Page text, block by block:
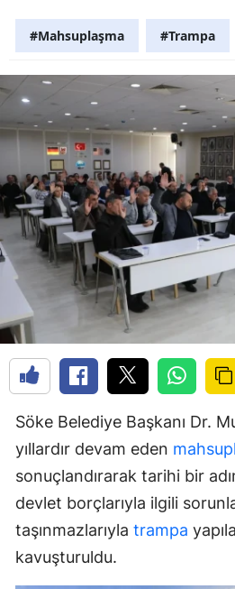
#Mahsuplaşma #Trampa
Söke Belediye Başkanı Dr.
yıllardır devam eden
sonuçlandırarak tarihi bir
devlet borçlarıyla ilgili
taşınmazlarıyla trampa
kavuşturuldu.